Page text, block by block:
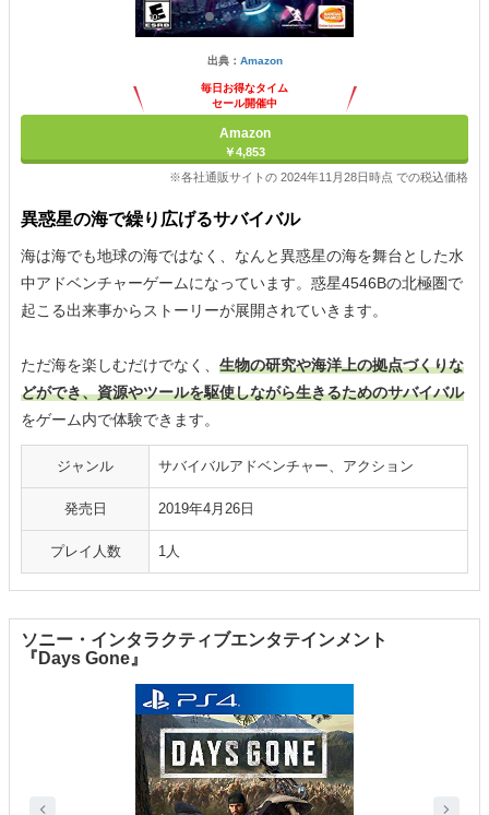
出典： Amazon
毎日お得なタイム
セール開催中
Amazon
￥4,853
※各社通販サイトの 2024年11月28日時点 での税込価格
異惑星の海で繰り広げるサバイバル
海は海でも地球の海ではなく、なんと異惑星の海を舞台とした水
中アドベンチャーゲームになっています。惑星4546Bの北極圏で
起こる出来事からストーリーが展開されていきます。
ただ海を楽しむだけでなく、 生物の研究や海洋上の拠点づくりな
どができ、資源やツールを駆使しながら生きるためのサバイバル
をゲーム内で体験できます。
ジャンル サバイバルアドベンチャー、アクション
発売日 2019年4月26日
プレイ人数 1人
ソニー・インタラクティブエンタテインメント
『Days Gone』